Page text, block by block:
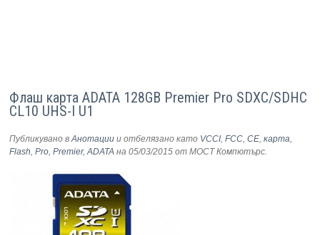
Флаш карта ADATA 128GB Premier Pro SDXC/SDHC
CL10 UHS-I U1
Публикувано вАнотации и отбелязано като VCCI,FCC,CE,карта,
Flash,Pro,Premier,ADATA на 05/03/2015 от МОСТ Компютърс.